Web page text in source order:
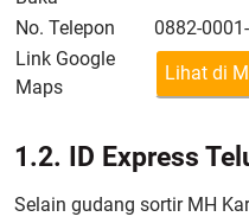
No. Telepon
0882-
Link Google
Maps
Lihat di
1.2. ID Express
Selain gudang sortir MH